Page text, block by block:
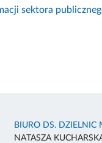
sektora
BIURO DS. DZIELNIC
NATASZA